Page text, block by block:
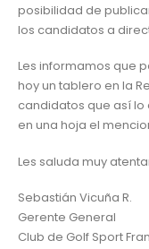
posibilidad de
los candidatos a
Les informamos que
hoy un tablero en la
candidatos que así
en una hoja el
Les saluda muy
Sebastián Vicuña R.
Gerente General
Club de Golf Sport